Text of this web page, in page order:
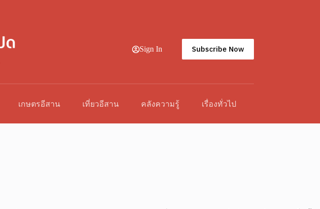
Sign In Subscribe Now
เกษตรอีสาน เที่ยวอีสาน คลังความรู้ เรื่องทั่วไป